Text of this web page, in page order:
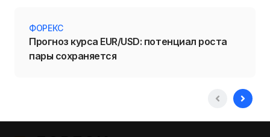
ФОРЕКС
Прогноз курса EUR/USD: потенциал роста
пары сохраняется